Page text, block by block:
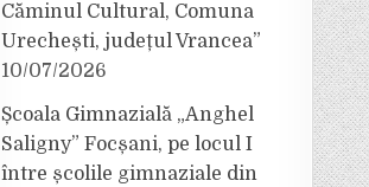
Căminul Cultural, Comuna
Urechești, județul Vrancea”
10/07/2026
Școala Gimnazială „Anghel
Saligny” Focșani, pe locul I
între școlile gimnaziale din